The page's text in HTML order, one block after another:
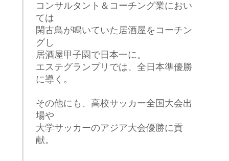
コンサルタント＆コーチング業におい
ては
閑古鳥が鳴いていた居酒屋をコーチン
グし
居酒屋甲子園で日本一に。
エステグランプリでは、全日本準優勝
に導く。
その他にも、高校サッカー全国大会出
場や
大学サッカーのアジア大会優勝に貢
献。